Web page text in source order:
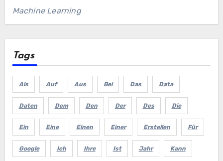
Machine Learning
Tags
Als Auf Aus Bei Das Data
Daten Dem Den Der Des Die
Ein Eine Einen Einer Erstellen Für
Google Ich Ihre Ist Jahr Kann